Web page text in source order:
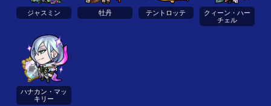
ジャスミン 牡丹 テントロッテ
クィーン・ハー
チェル
ハナカン・マッ
キリー